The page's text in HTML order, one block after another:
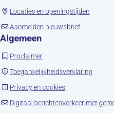
Locaties en openingstijden
Aanmelden nieuwsbrief(opent in
Algemeen
Proclaimer(opent in nieuw tabblad)
Toegankelijkheidsverklaring
Privacy en cookies(opent in nieuw
Digitaal berichtenverkeer met